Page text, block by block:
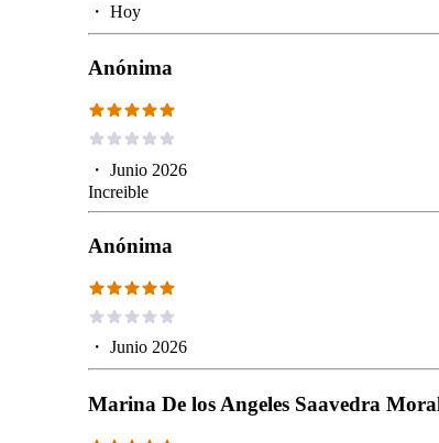
・ Hoy
Anónima
・ Junio 2026
Increible
Anónima
・ Junio 2026
Marina De los Angeles Saavedra